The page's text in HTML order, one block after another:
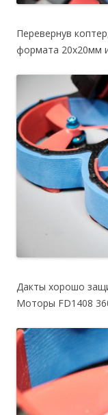
Перевернув
формата 20х20мм
Дакты хорошо
Моторы FD1408